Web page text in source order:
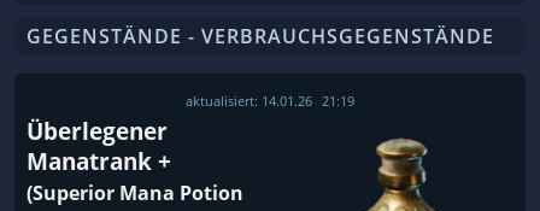
GEGENSTÄNDE - VERBRAUCHSGEGENSTÄNDE
aktualisiert: 14.01.26 21:19
Überlegener
Manatrank +
(Superior Mana Potion